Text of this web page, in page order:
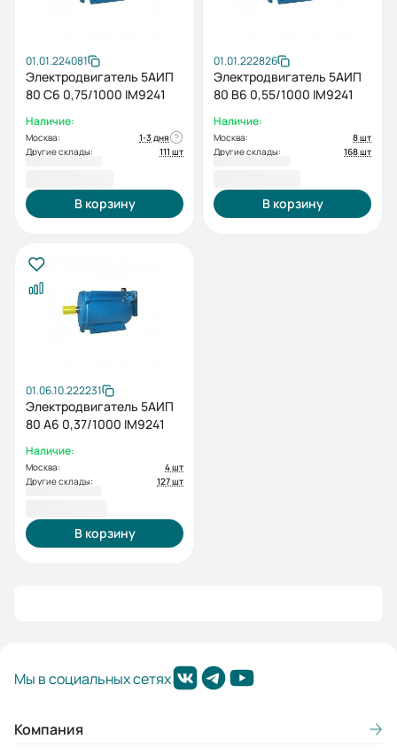
01.01.224081
Электродвигатель 5АИП
80 С6 0,75/1000 IM9241
Наличие:
Москва:
1-3 дня
Другие склады:
111 шт
В корзину
01.01.222826
Электродвигатель 5АИП
80 В6 0,55/1000 IM9241
Наличие:
Москва:
8 шт
Другие склады:
168 шт
В корзину
01.06.10.222231
Электродвигатель 5АИП
80 А6 0,37/1000 IM9241
Наличие:
Москва:
4 шт
Другие склады:
127 шт
В корзину
Мы в социальных сетях
Компания